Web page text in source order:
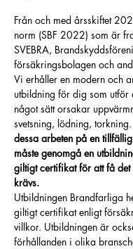
Från och med årsskiftet
norm (SBF 2022) som är
SVEBRA,
försäkringsbolagen och
Vi erhåller en modern och
utbildning för dig som utför
något sätt orsakar
svetsning, lödning, torkning.
dessa arbeten på en
måste genomgå en
giltigt certifikat för att få det
krävs.
Utbildningen Brandfarliga
giltigt certifikat enligt
villkor. Utbildningen är
förhållanden i olika